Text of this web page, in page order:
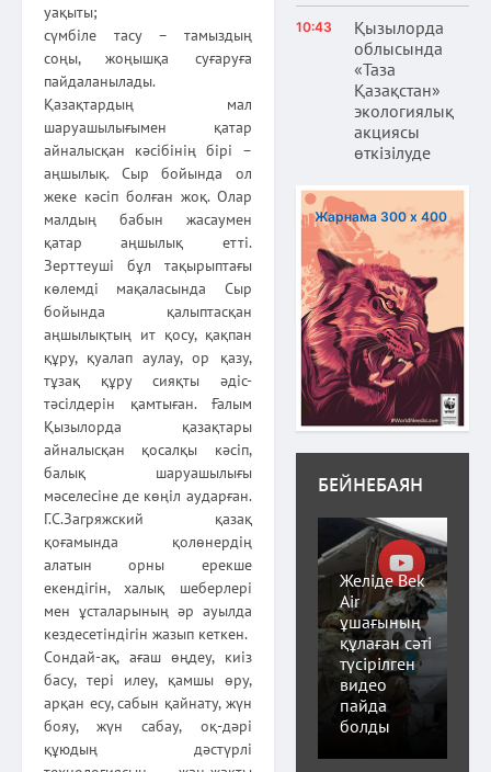
уақыты;
сүмбіле тасу – тамыздың
соңы, жоңышқа суғаруға
пайдаланылады.
Қазақтардың мал
шаруашылығымен қатар
айналысқан кәсібінің бірі –
аңшылық. Сыр бойында ол
жеке кәсіп болған жоқ. Олар
малдың бабын жасаумен
қатар аңшылық етті.
Зерттеуші бұл тақырыптағы
көлемді мақаласында Сыр
бойында қалыптасқан
аңшылықтың ит қосу, қақпан
құру, қуалап аулау, ор қазу,
тұзақ құру сияқты әдіс-
тәсілдерін қамтыған. Ғалым
Қызылорда қазақтары
айналысқан қосалқы кәсіп,
балық шаруашылығы
мәселесіне де көңіл аударған.
Г.С.Загряжский қазақ
қоғамында қолөнердің
алатын орны ерекше
екендігін, халық шеберлері
мен ұсталарының әр ауылда
кездесетіндігін жазып кеткен.
Сондай-ақ, ағаш өңдеу, киіз
басу, тері илеу, қамшы өру,
арқан есу, сабын қайнату, жүн
бояу, жүн сабау, оқ-дәрі
құюдың дәстүрлі
10:43
Қызылорда
облысында
«Таза
Қазақстан»
экологиялық
акциясы
өткізілуде
Жарнама 300 х 400
БЕЙНЕБАЯН
Желіде Bek
Air
ұшағының
құлаған сәті
түсірілген
видео
пайда
болды